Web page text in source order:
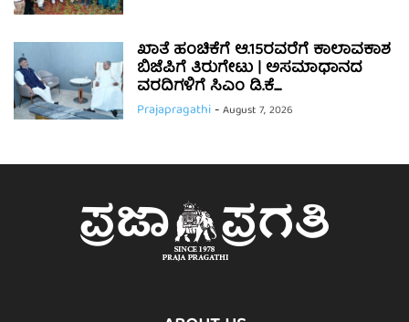
ಖಾತೆ ಹಂಚಿಕೆಗೆ ಆ.15ರವರೆಗೆ ಕಾಲಾವಕಾಶ
ಬಿಜೆಪಿಗೆ ತಿರುಗೇಟು | ಅಸಮಾಧಾನದ
ವರದಿಗಳಿಗೆ ಸಿಎಂ ಡಿ.ಕೆ....
Prajapragathi-August 7, 2026